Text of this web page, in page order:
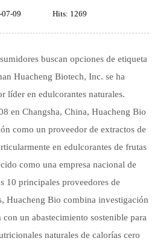
09 Hits: 1269
buscan opciones de etiqueta
Huacheng Biotech, Inc. se ha
líder en edulcorantes naturales.
en Changsha, China, Huacheng Bio
como un proveedor de extractos de
en edulcorantes de frutas
como una empresa nacional de
10 principales proveedores de
Huacheng Bio combina investigación
un abastecimiento sostenible para
naturales de calorías cero